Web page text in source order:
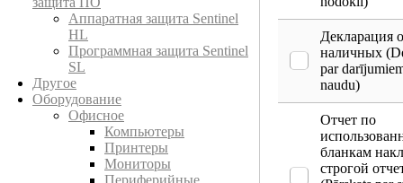
Аппаратная защита Sentinel
HL
Программная защита Sentinel
SL
Другое
Оборудование
Офисное
Компьютеры
Принтеры
Мониторы
Периферийные
Декларация
наличных
par
naudu)
Отчет по
бланкам
строгой